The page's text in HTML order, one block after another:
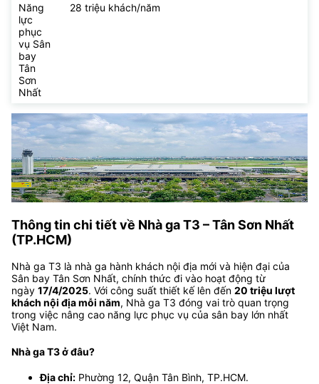
Năng
lực
phục
vụ Sân
bay
Tân
Sơn
Nhất
28 triệu khách/năm
Thông tin chi tiết về Nhà ga T3 – Tân Sơn Nhất
(TP.HCM)
Nhà ga T3 là nhà ga hành khách nội địa mới và hiện đại của
Sân bay Tân Sơn Nhất, chính thức đi vào hoạt động từ
ngày 17/4/2025. Với công suất thiết kế lên đến 20 triệu lượt
khách nội địa mỗi năm, Nhà ga T3 đóng vai trò quan trọng
trong việc nâng cao năng lực phục vụ của sân bay lớn nhất
Việt Nam.
Nhà ga T3 ở đâu?
Địa chỉ: Phường 12, Quận Tân Bình, TP.HCM.